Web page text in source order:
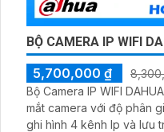
BỘ CAMERA IP WIFI
5,700,000 ₫
Bộ Camera IP WIFI
mắt camera với độ phân
ghi hình 4 kênh Ip và lưu